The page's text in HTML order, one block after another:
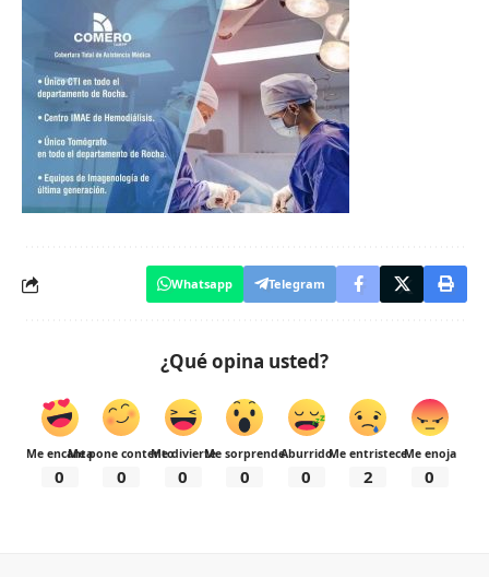
Whatsapp Telegram
¿Qué opina usted?
Me encanta
0
Me pone contento
0
Me divierte
0
Me sorprende
0
Aburrido
0
Me entristece
2
Me enoja
0